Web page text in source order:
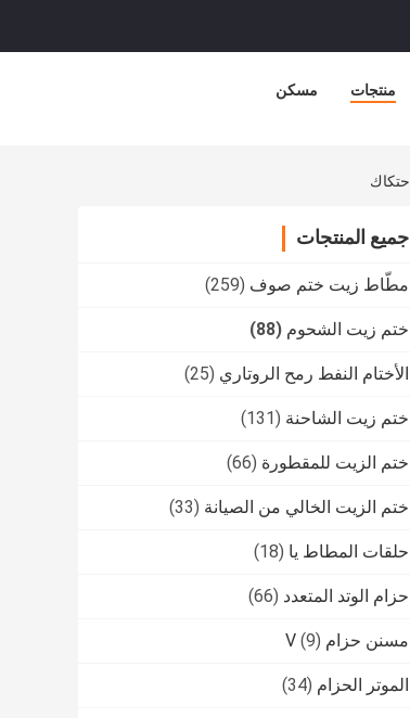
مسكن منتجات
جميع المنتجات
مطّاط زيت ختم صوف (259)
ختم زيت الشحوم (88)
الأختام النفط رمح الروتاري (25)
ختم زيت الشاحنة (131)
ختم الزيت للمقطورة (66)
ختم الزيت الخالي من الصيانة (33)
حلقات المطاط يا (18)
حزام الوتد المتعدد (66)
مسنن حزام V (9)
الموتر الحزام (34)